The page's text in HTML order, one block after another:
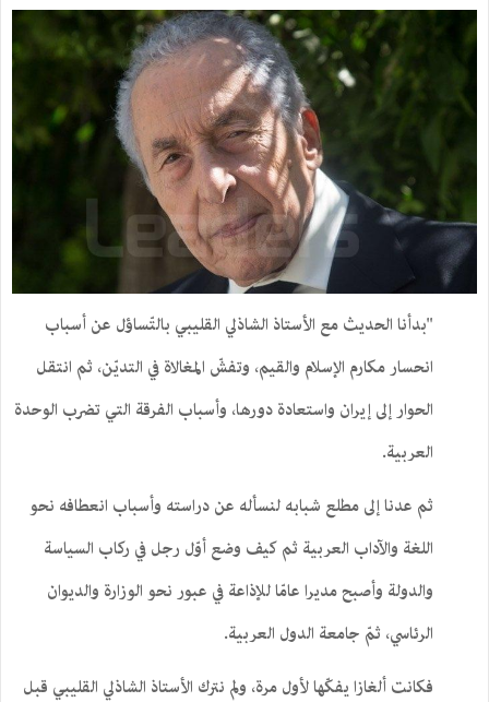
"بدأنا الحديث مع الأستاذ الشاذلي القليبي بالتّساؤل عن أسباب
انحسار مكارم الإسلام والقيم، وتفشّ المغالاة في التديّن، ثم انتقل
الحوار إلى إيران واستعادة دورها، وأسباب الفرقة التي تضرب الوحدة
العربية.
ثم عدنا إلى مطلع شبابه لنسأله عن دراسته وأسباب انعطافه نحو
اللغة والآداب العربية ثم كيف وضع أوّل رجل في ركاب السياسة
والدولة وأصبح مديرا عامّا للإذاعة في عبور نحو الوزارة والديوان
الرئاسي، ثمّ جامعة الدول العربية.
فكانت ألغازا يفكّها لأول مرة، ولم نترك الأستاذ الشاذلي القليبي قبل